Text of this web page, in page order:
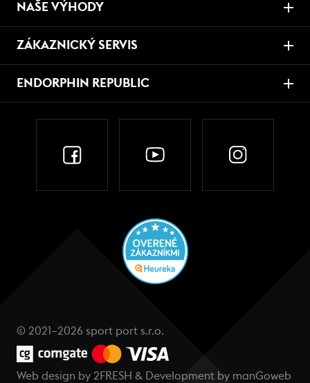
NAŠE VÝHODY
ZÁKAZNICKÝ SERVIS
ENDORPHIN REPUBLIC
© 2021–2026 sport port s.r.o.
Web design by 2FRESH & Development by manGoweb